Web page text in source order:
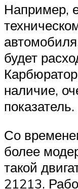
Например,
будет
наличие,
показатель.
Со
более
такой
21213.